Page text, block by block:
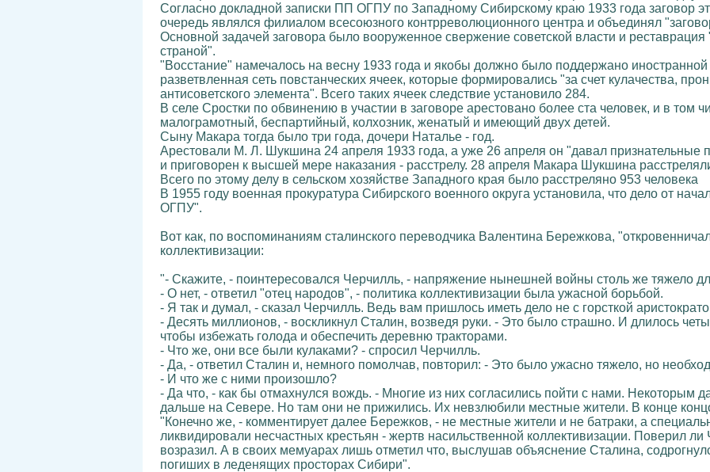
Согласно докладной записки ПП ОГПУ по Западному Сибирскому краю 1933 года заговор
очередь являлся филиалом всесоюзного контрреволюционного центра и объединял
Основной задачей заговора было вооруженное свержение советской власти и
страной".
"Восстание" намечалось на весну 1933 года и якобы должно было поддержано
разветвленная сеть повстанческих ячеек, которые формировались "за счет кулачества,
антисоветского элемента". Всего таких ячеек следствие установило 284.
В селе Сростки по обвинению в участии в заговоре арестовано более ста человек, и в том
малограмотный, беспартийный, колхозник, женатый и имеющий двух детей.
Сыну Макара тогда было три года, дочери Наталье - год.
Арестовали М. Л. Шукшина 24 апреля 1933 года, а уже 26 апреля он "давал признательные
и приговорен к высшей мере наказания - расстрелу. 28 апреля Макара Шукшина
Всего по этому делу в сельском хозяйстве Западного края было расстреляно 953 человека
В 1955 году военная прокуратура Сибирского военного округа установила, что дело от
ОГПУ".
Вот как, по воспоминаниям сталинского переводчика Валентина Бережкова,
коллективизации:
"- Скажите, - поинтересовался Черчилль, - напряжение нынешней войны столь же тяжело
- О нет, - ответил "отец народов", - политика коллективизации была ужасной борьбой.
- Я так и думал, - сказал Черчилль. Ведь вам пришлось иметь дело не с горсткой
- Десять миллионов, - воскликнул Сталин, возведя руки. - Это было страшно. И длилось
чтобы избежать голода и обеспечить деревню тракторами.
- Что же, они все были кулаками? - спросил Черчилль.
- Да, - ответил Сталин и, немного помолчав, повторил: - Это было ужасно тяжело, но
- И что же с ними произошло?
- Да что, - как бы отмахнулся вождь. - Многие из них согласились пойти с нами. Некоторым
дальше на Севере. Но там они не прижились. Их невзлюбили местные жители. В конце
"Конечно же, - комментирует далее Бережков, - не местные жители и не батраки, а
ликвидировали несчастных крестьян - жертв насильственной коллективизации. Поверил
возразил. А в своих мемуарах лишь отметил что, выслушав объяснение Сталина,
погиших в леденящих просторах Сибири".